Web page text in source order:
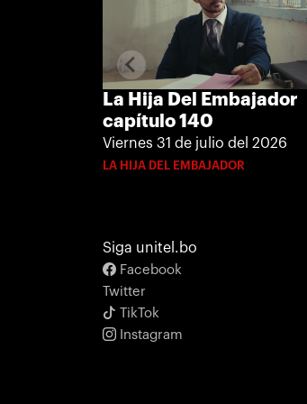
La Hija Del Embajador
capítulo 140
Viernes 31 de julio del 2026
LA HIJA DEL EMBAJADOR
Siga unitel.bo
Facebook
Twitter
TikTok
Instagram